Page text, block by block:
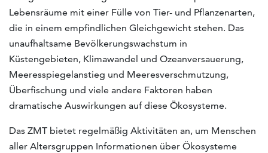
Lebensräume mit einer Fülle von Tier- und Pflanzenarten,
die in einem empfindlichen Gleichgewicht stehen. Das
unaufhaltsame Bevölkerungswachstum in
Küstengebieten, Klimawandel und Ozeanversauerung,
Meeresspiegelanstieg und Meeresverschmutzung,
Überfischung und viele andere Faktoren haben
dramatische Auswirkungen auf diese Ökosysteme.
Das ZMT bietet regelmäßig Aktivitäten an, um Menschen
aller Altersgruppen Informationen über Ökosysteme